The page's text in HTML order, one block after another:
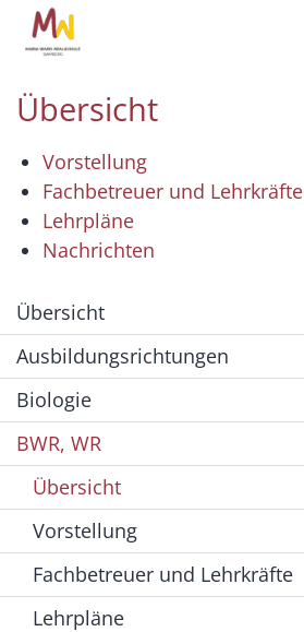
Zum Inhalt springen
Übersicht
Vorstellung
Fachbetreuer und Lehrkräfte
Lehrpläne
Nachrichten
Übersicht
Ausbildungsrichtungen
Biologie
BWR, WR
Übersicht
Vorstellung
Fachbetreuer und Lehrkräfte
Lehrpläne